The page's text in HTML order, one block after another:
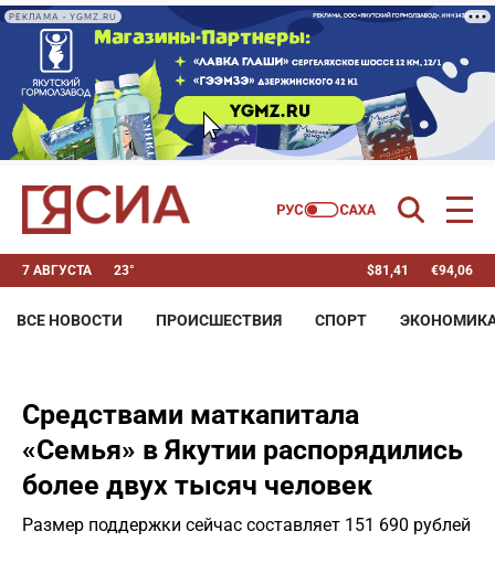
РЕКЛАМА • YGMZ.RU
7 АВГУСТА 23° $81,41 €94,06
ВСЕ НОВОСТИ ПРОИСШЕСТВИЯ СПОРТ
Средствами маткапитала
«Семья» в Якутии распорядились
более двух тысяч человек
Размер поддержки сейчас составляет 151 690 рублей